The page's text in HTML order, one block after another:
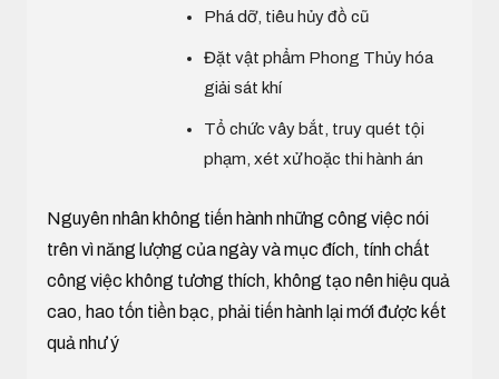
Phá dỡ, tiêu hủy đồ cũ
Đặt vật phẩm Phong Thủy hóa
giải sát khí
Tổ chức vây bắt, truy quét tội
phạm, xét xử hoặc thi hành án
Nguyên nhân không tiến hành những công việc nói
trên vì năng lượng của ngày và mục đích, tính chất
công việc không tương thích, không tạo nên hiệu quả
cao, hao tốn tiền bạc, phải tiến hành lại mới được kết
quả như ý